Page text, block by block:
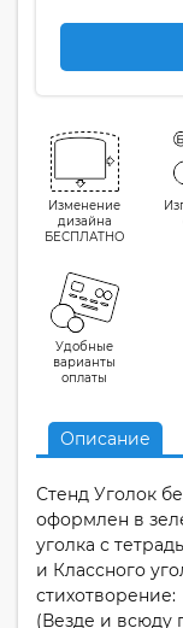
Изменение
дизайна
БЕСПЛАТНО
Удобные
варианты
оплаты
Описание
Стенд Уголок
оформлен в
уголка с
и Классного
стихотворение:
(Везде и всюду